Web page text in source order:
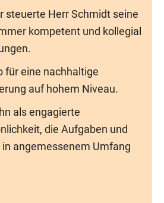
steuerte Herr Schmidt seine
kompetent und kollegial
für eine nachhaltige
auf hohem Niveau.
als engagierte
die Aufgaben und
angemessenem Umfang